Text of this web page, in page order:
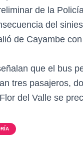
de la
del
de Cayambe
que el bus
tres pasajeros,
del Valle se